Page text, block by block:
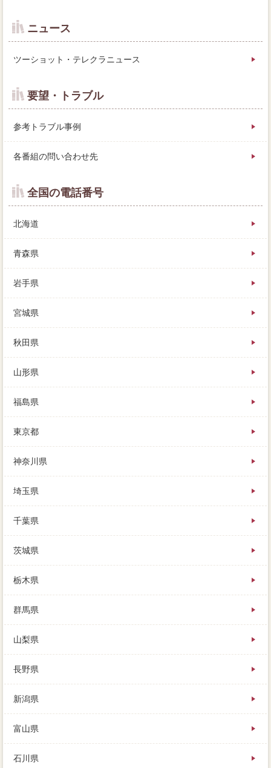
ニュース
ツーショット・テレクラニュース
要望・トラブル
参考トラブル事例
各番組の問い合わせ先
全国の電話番号
北海道
青森県
岩手県
宮城県
秋田県
山形県
福島県
東京都
神奈川県
埼玉県
千葉県
茨城県
栃木県
群馬県
山梨県
長野県
新潟県
富山県
石川県